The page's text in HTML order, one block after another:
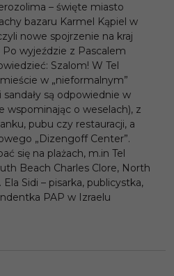
– święte miasto
bazaru Karmel Kąpiel w
nowe spojrzenie na kraj
wyjeździe z Pascalem
Szalom! W Tel
w „nieformalnym”
są odpowiednie w
wspominając o weselach), z
pubu czy restauracji, a
„Dizengoff Center”.
się na plażach, m.in Tel
Beach Charles Clore, North
Sidi – pisarka, publicystka,
PAP w Izraelu